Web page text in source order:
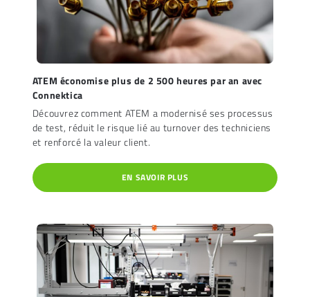
ATEM économise plus de 2 500 heures par an avec
Connektica
Découvrez comment ATEM a modernisé ses processus
de test, réduit le risque lié au turnover des techniciens
et renforcé la valeur client.
EN SAVOIR PLUS